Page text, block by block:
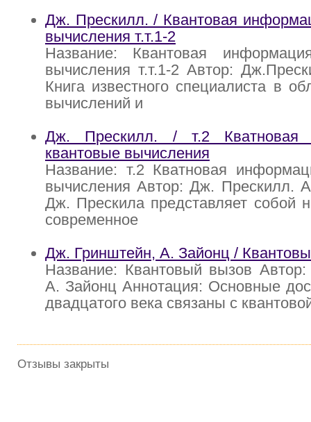
Дж. Прескилл. / Квантовая
вычисления т.т.1-2
Название: Квантовая
вычисления т.т.1-2 Автор:
Книга известного специалиста в
вычислений и
Дж. Прескилл. / т.2 Кватновая
квантовые вычисления
Название: т.2 Кватновая
вычисления Автор: Дж. Прескилл.
Дж. Прескила представляет собой
современное
Дж. Гринштейн, А. Зайонц /
Название: Квантовый вызов
А. Зайонц Аннотация: Основные
двадцатого века связаны с
Отзывы закрыты